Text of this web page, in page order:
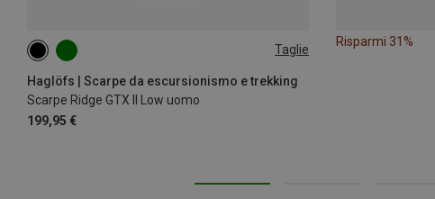
Taglie
Haglöfs | Scarpe da escursionismo e trekking
Scarpe Ridge GTX II Low uomo
199,95 €
Risparmi 31%